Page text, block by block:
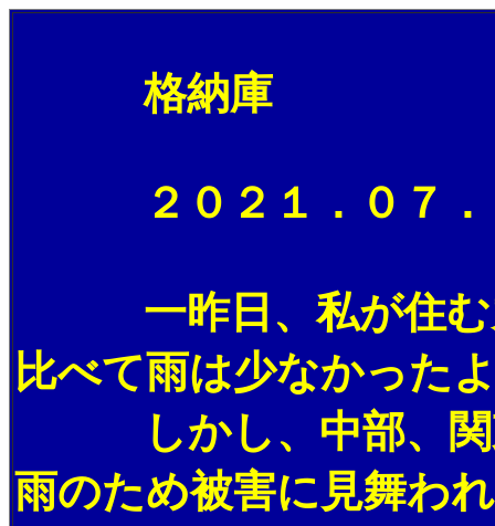
格納庫
２０２１．０７．
一昨日、私が住む九
比べて雨は少なかった
しかし、中部、関東
雨のため被害に見舞わ